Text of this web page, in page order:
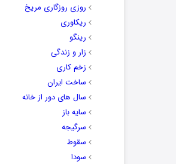
روزی روزگاری مریخ
ریکاوری
رینگو
زار و زندگی
زخم کاری
ساخت ایران
سال های دور از خانه
سایه باز
سرگیجه
سقوط
سودا